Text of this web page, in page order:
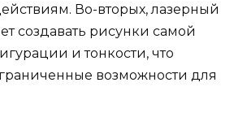
Во-вторых, лазерный
создавать рисунки самой
и тонкости, что
возможности для